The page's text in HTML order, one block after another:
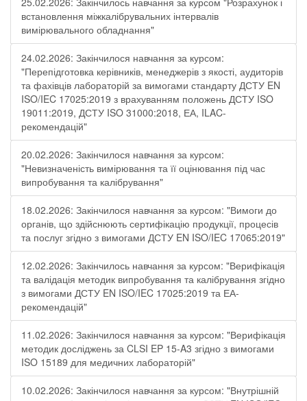
встановлення міжкалібрувальних інтервалів
вимірювального обладнання"
24.02.2026: Закінчилося навчання за курсом:
"Перепідготовка керівників, менеджерів з якості, аудиторів
та фахівців лабораторій за вимогами стандарту ДСТУ EN
ISO/IEC 17025:2019 з врахуванням положень ДСТУ ISO
19011:2019, ДСТУ ISO 31000:2018, ЕА, ILAC-
рекомендацій"
20.02.2026: Закінчилося навчання за курсом:
"Невизначеність вимірювання та її оцінювання під час
випробування та калібрування"
18.02.2026: Закінчилося навчання за курсом: "Вимоги до
органів, що здійснюють сертифікацію продукції, процесів
та послуг згідно з вимогами ДСТУ EN ISO/IEC 17065:2019"
12.02.2026: Закінчилось навчання за курсом: "Верифікація
та валідація методик випробування та калібрування згідно
з вимогами ДСТУ EN ISO/IEC 17025:2019 та ЕА-
рекомендацій"
11.02.2026: Закінчилося навчання за курсом: "Верифікація
методик досліджень за CLSI EP 15-A3 згідно з вимогами
ISO 15189 для медичних лабораторій"
10.02.2026: Закінчилося навчання за курсом: "Внутрішній